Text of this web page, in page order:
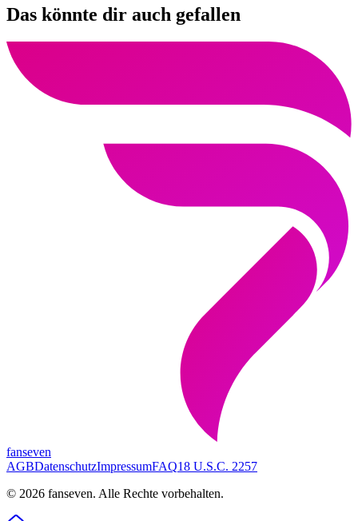
Das könnte dir auch gefallen
fanseven
AGBDatenschutzImpressumFAQ18 U.S.C. 2257
© 2026 fanseven. Alle Rechte vorbehalten.